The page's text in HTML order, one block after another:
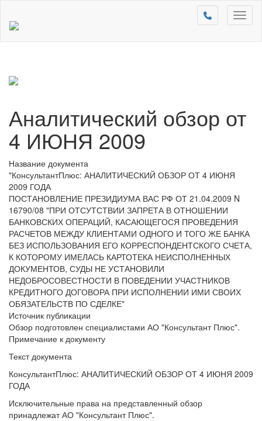
Аналитический обзор от
4 ИЮНЯ 2009
Название документа
"КонсультантПлюс: АНАЛИТИЧЕСКИЙ ОБЗОР ОТ 4 ИЮНЯ
2009 ГОДА
ПОСТАНОВЛЕНИЕ ПРЕЗИДИУМА ВАС РФ ОТ 21.04.2009 N
16790/08 "ПРИ ОТСУТСТВИИ ЗАПРЕТА В ОТНОШЕНИИ
БАНКОВСКИХ ОПЕРАЦИЙ, КАСАЮЩЕГОСЯ ПРОВЕДЕНИЯ
РАСЧЕТОВ МЕЖДУ КЛИЕНТАМИ ОДНОГО И ТОГО ЖЕ БАНКА
БЕЗ ИСПОЛЬЗОВАНИЯ ЕГО КОРРЕСПОНДЕНТСКОГО СЧЕТА,
К КОТОРОМУ ИМЕЛАСЬ КАРТОТЕКА НЕИСПОЛНЕННЫХ
ДОКУМЕНТОВ, СУДЫ НЕ УСТАНОВИЛИ
НЕДОБРОСОВЕСТНОСТИ В ПОВЕДЕНИИ УЧАСТНИКОВ
КРЕДИТНОГО ДОГОВОРА ПРИ ИСПОЛНЕНИИ ИМИ СВОИХ
ОБЯЗАТЕЛЬСТВ ПО СДЕЛКЕ"
Источник публикации
Обзор подготовлен специалистами АО "Консультант Плюс".
Примечание к документу
Текст документа
КонсультантПлюс: АНАЛИТИЧЕСКИЙ ОБЗОР ОТ 4 ИЮНЯ 2009
ГОДА
Исключительные права на представленный обзор
принадлежат АО "Консультант Плюс".